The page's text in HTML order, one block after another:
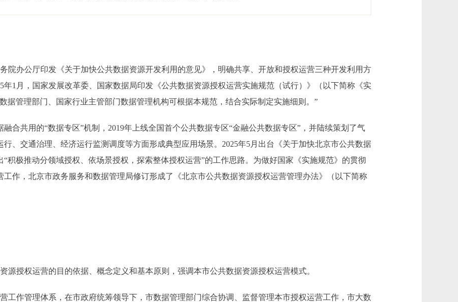
办公厅印发《关于加快公共数据资源开发利用的意见》，明确共享、开放和授权运营三种开发利用方
年1月，国家发展改革委、国家数据局印发《公共数据资源授权运营实施规范（试行）》（以下简称《实
据管理部门、国家行业主管部门数据管理机构可根据本规范，结合实际制定实施细则。”
共用的“数据专区”机制，2019年上线全国首个公共数据专区“金融公共数据专区”，并陆续策划了气
、交通治理、经济运行监测调度等方面形成典型应用场景。2025年5月出台《关于加快北京市公共数据
积极推动分领域授权、依场景授权，探索整体授权运营”的工作思路。为做好国家《实施规范》的贯彻
作，北京市政务服务和数据管理局修订形成了《北京市公共数据资源授权运营管理办法》（以下简称
授权运营的目的依据、概念定义和基本原则，强调本市公共数据资源授权运营模式。
作管理体系，在市政府统筹领导下，市数据管理部门综合协调、监督管理本市授权运营工作，市大数